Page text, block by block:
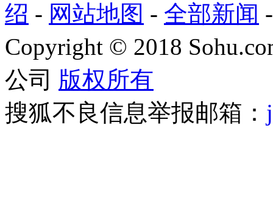
绍 - 网站地图 - 全部新闻
Copyright © 2018
公司 版权所有
搜狐不良信息举报邮箱：